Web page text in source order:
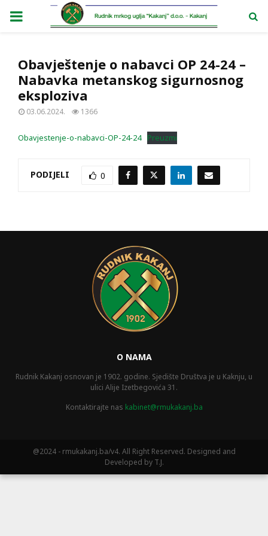
PRIMARY
Obavještenje o nabavci OP 24-24 –
Nabavka metanskog sigurnosnog
eksploziva
03.06.2024. 1366
Obavjestenje-o-nabavci-OP-24-24 Preuzmi
PODIJELI 0
O NAMA
Rudnik Kakanj osnovan je 1902. godine. Sjedište Društva je u Kaknju, u
ulici Alije Izetbegovića 31.
Kontaktirajte nas kabinet@rmukakanj.ba
@2024 - rmukakanj.ba/v4. All Right Reserved. Designed and
Developed by T.J.